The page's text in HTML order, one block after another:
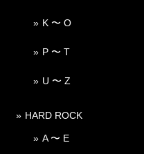
K 〜 O
P 〜 T
U 〜 Z
HARD ROCK
A 〜 E